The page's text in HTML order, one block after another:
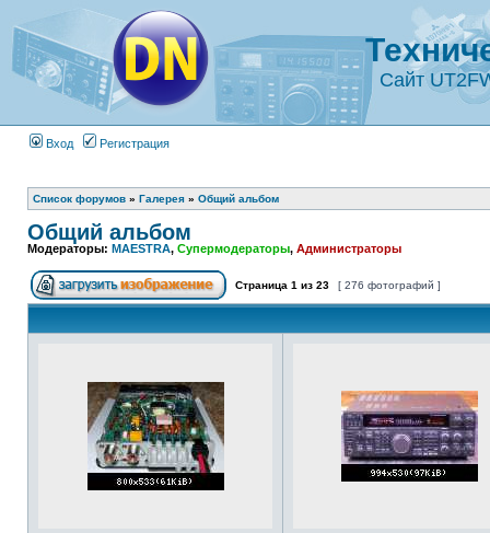
Сайт
Вход Регистрация
Список форумов » Галерея » Общий альбом
Общий альбом
Модераторы: MAESTRA, Супермодераторы, Администраторы
Страница 1 из 23 [ 276 фотографий ]